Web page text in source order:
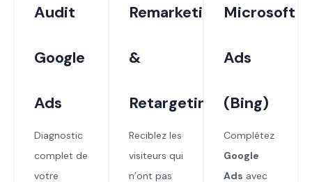
Audit
Google
Ads
Diagnostic
complet de
votre
Remarketing
&
Retargeting
Reciblez les
visiteurs qui
n’ont pas
Microsoft
Ads
(Bing)
Complétez
Google
Ads avec